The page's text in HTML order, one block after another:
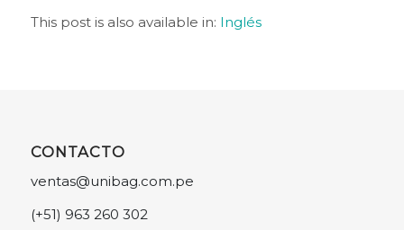
This post is also available in: Inglés
CONTACTO
ventas@unibag.com.pe
(+51) 963 260 302